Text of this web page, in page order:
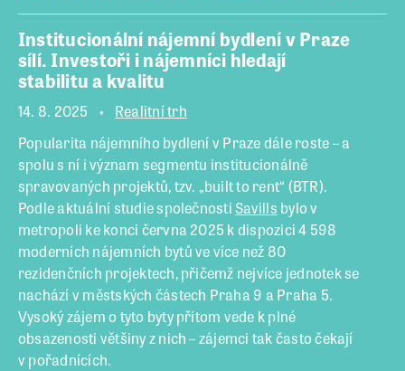
Institucionální nájemní bydlení v Praze
sílí. Investoři i nájemníci hledají
stabilitu a kvalitu
14. 8. 2025
Realitní trh
Popularita nájemního bydlení v Praze dále roste – a
spolu s ní i význam segmentu institucionálně
spravovaných projektů, tzv. „built to rent“ (BTR).
Podle aktuální studie společnostiSavills bylo v
metropoli ke konci června 2025 k dispozici 4 598
moderních nájemních bytů ve více než 80
rezidenčních projektech, přičemž nejvíce jednotek se
nachází v městských částech Praha 9 a Praha 5.
Vysoký zájem o tyto byty přitom vede k plné
obsazenosti většiny z nich – zájemci tak často čekají
v pořadnících.